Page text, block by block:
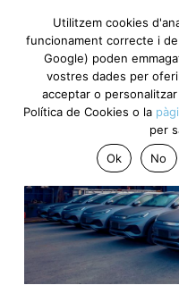
Utilitzem cookies
funcionament correcte i
Google) poden
vostres dades per
acceptar o
Política de Cookies o la
per
Ok
No